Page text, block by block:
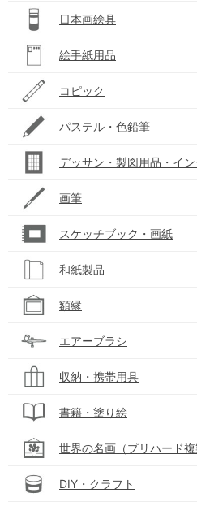
日本画絵具
絵手紙用品
コピック
パステル・色鉛筆
デッサン・製図用品・イン
画筆
スケッチブック・画紙
和紙製品
額縁
エアーブラシ
収納・携帯用具
書籍・塗り絵
世界の名画（プリハード複
DIY・クラフト